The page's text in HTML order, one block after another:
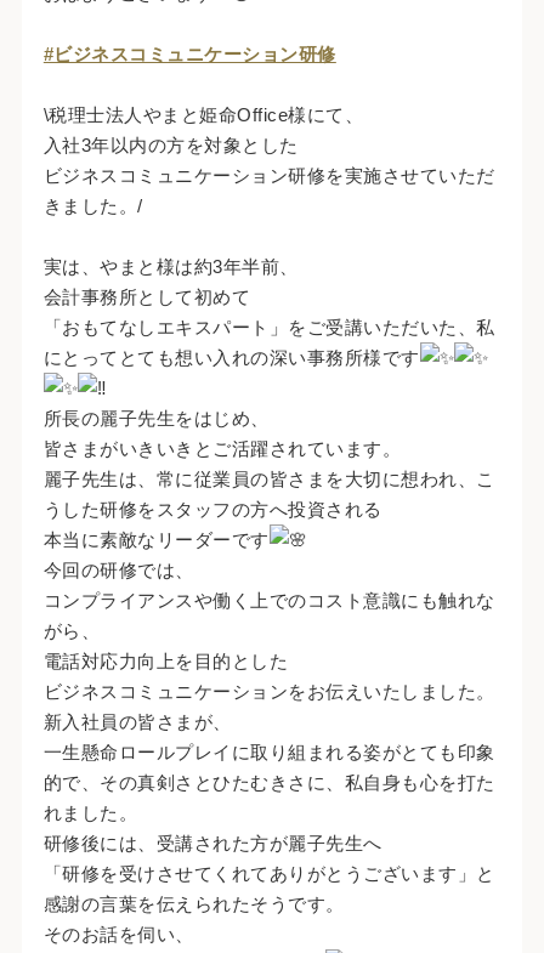
#ビジネスコミュニケーション研修
\税理士法人やまと姫命Office様にて、
入社3年以内の方を対象とした
ビジネスコミュニケーション研修を実施させていただ
きました。/
実は、やまと様は約3年半前、
会計事務所として初めて
「おもてなしエキスパート」をご受講いただいた、私
にとってとても想い入れの深い事務所様です
所長の麗子先生をはじめ、
皆さまがいきいきとご活躍されています。
麗子先生は、常に従業員の皆さまを大切に想われ、こ
うした研修をスタッフの方へ投資される
本当に素敵なリーダーです
今回の研修では、
コンプライアンスや働く上でのコスト意識にも触れな
がら、
電話対応力向上を目的とした
ビジネスコミュニケーションをお伝えいたしました。
新入社員の皆さまが、
一生懸命ロールプレイに取り組まれる姿がとても印象
的で、その真剣さとひたむきさに、私自身も心を打た
れました。
研修後には、受講された方が麗子先生へ
「研修を受けさせてくれてありがとうございます」と
感謝の言葉を伝えられたそうです。
そのお話を伺い、